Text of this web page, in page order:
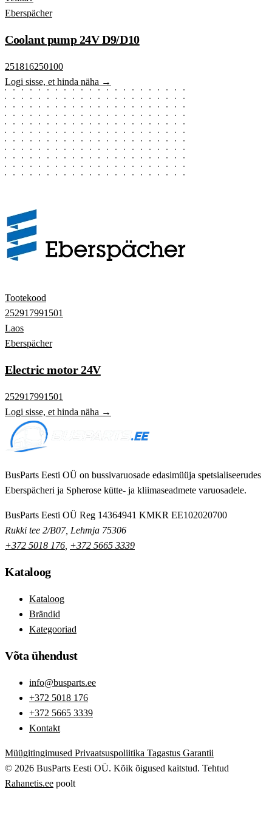
Eberspächer
Coolant pump 24V D9/D10
251816250100
Logi sisse, et hinda näha →
Tootekood
252917991501
Laos
Eberspächer
Electric motor 24V
252917991501
Logi sisse, et hinda näha →
BusParts Eesti OÜ on bussivaruosade edasimüüja spetsialiseerudes
Eberspächeri ja Spherose kütte- ja kliimaseadmete varuosadele.
BusParts Eesti OÜ Reg 14364941 KMKR EE102020700
Rukki tee 2/B07, Lehmja 75306
+372 5018 176 +372 5665 3339
Kataloog
Kataloog
Brändid
Kategooriad
Võta ühendust
info@busparts.ee
+372 5018 176
+372 5665 3339
Kontakt
Müügitingimused Privaatsuspoliitika Tagastus Garantii
© 2026 BusParts Eesti OÜ. Kõik õigused kaitstud. Tehtud
Rahanetis.ee poolt